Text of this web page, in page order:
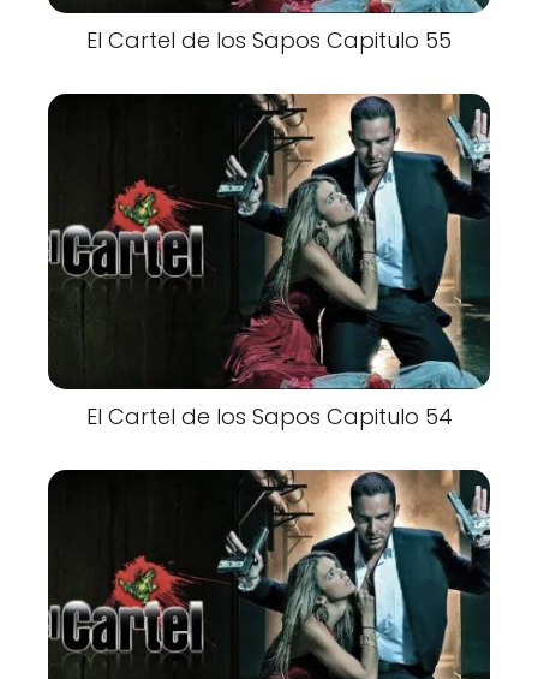
El Cartel de los Sapos Capitulo 55
El Cartel de los Sapos Capitulo 54